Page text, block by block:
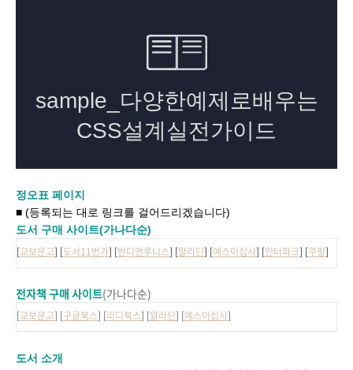
정오표 페이지
■ (등록되는 대로 링크를 걸어드리겠습니다)
도서 구매 사이트(가나다순)
[교보문고] [도서11번가] [반디앤루니스] [알라딘] [예스이십사] [인터파크] [쿠팡]
전자책 구매 사이트(가나다순)
[교보문고] [구글북스] [리디북스] [알라딘] [예스이십사]
도서 소개